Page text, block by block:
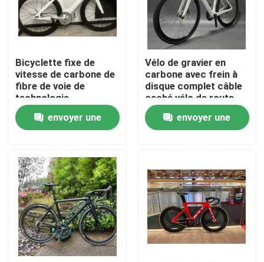
À la maison
À propos de nous
Visite de l'usine
Contrôle de la qualité
Bicyclette fixe de
vitesse de carbone de
fibre de voie de
technologie
professionnelle du
vélo 700C ENV
envoyer une
Vélo de gravier en
carbone avec frein à
disque complet câble
caché vélo de route
700C ensemble de
groupe Shimano
envoyer une